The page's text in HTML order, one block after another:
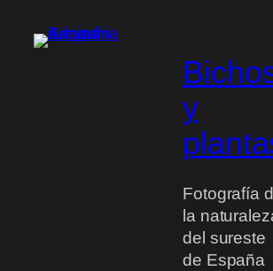
y
Fotografía
la
del sureste
de España